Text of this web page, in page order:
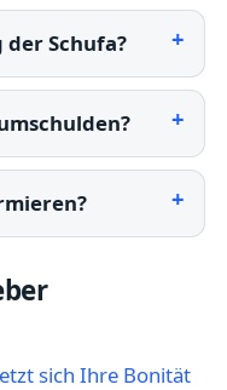
Schufa?
sich Ihre Bonität